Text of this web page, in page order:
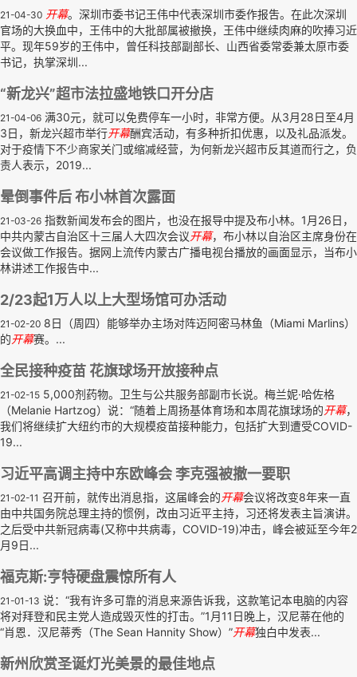
21-04-30 开幕。深圳市委书记王伟中代表深圳市委作报吿。在此次深圳
官场的大换血中，王伟中的大批部属被撤换，王伟中继续肉麻的吹捧习近
平。现年59岁的王伟中，曾任科技部副部长、山西省委常委兼太原市委
书记，执掌深圳...
“新龙兴”超市法拉盛地铁口开分店
21-04-06 满30元，就可以免费停车一小时，非常方便。从3月28日至4月
3日，新龙兴超市举行开幕酬宾活动，有多种折扣优惠，以及礼品派发。
对于疫情下不少商家关门或缩减经营，为何新龙兴超市反其道而行之，负
责人表示，2019...
晕倒事件后 布小林首次露面
21-03-26 指数新闻发布会的图片，也没在报导中提及布小林。1月26日，
中共内蒙古自治区十三届人大四次会议开幕，布小林以自治区主席身份在
会议做工作报告。据网上流传内蒙古广播电视台播放的画面显示，当布小
林讲述工作报告中...
2/23起1万人以上大型场馆可办活动
21-02-20 8日（周四）能够举办主场对阵迈阿密马林鱼（Miami Marlins）
的开幕赛。...
全民接种疫苗 花旗球场开放接种点
21-02-15 5,000剂药物。卫生与公共服务部副市长说。梅兰妮·哈佐格
（Melanie Hartzog）说：“随着上周扬基体育场和本周花旗球场的开幕，
我们将继续扩大纽约市的大规模疫苗接种能力，包括扩大到遭受COVID-
19...
习近平高调主持中东欧峰会 李克强被撤一要职
21-02-11 召开前，就传出消息指，这届峰会的开幕会议将改变8年来一直
由中共国务院总理主持的惯例，改由习近平主持，习还将发表主旨演讲。
之后受中共新冠病毒(又称中共病毒，COVID-19)冲击，峰会被延至今年2
月9日...
福克斯:亨特硬盘震惊所有人
21-01-13 说：“我有许多可靠的消息来源告诉我，这款笔记本电脑的内容
将对拜登和民主党人造成毁灭性的打击。”1月11日晚上，汉尼蒂在他的
“肖恩．汉尼蒂秀（The Sean Hannity Show）”开幕独白中发表...
新州欣赏圣诞灯光美景的最佳地点